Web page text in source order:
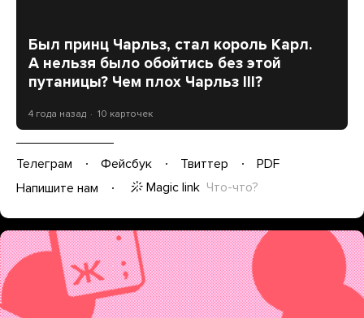
Был принц Чарльз, стал король Карл.
А нельзя было обойтись без этой
путаницы? Чем плох Чарльз III?
4 года назад 10 карточек
Телеграм Фейсбук Твиттер
PDF
Напишите нам
Magic link Что-что?